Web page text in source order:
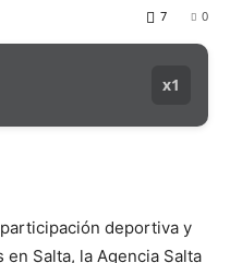
0
7
x1
deportiva y
Salta, la Agencia Salta